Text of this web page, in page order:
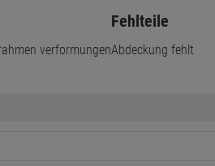
verformungen
Fehlteile
Abdeckung fehlt